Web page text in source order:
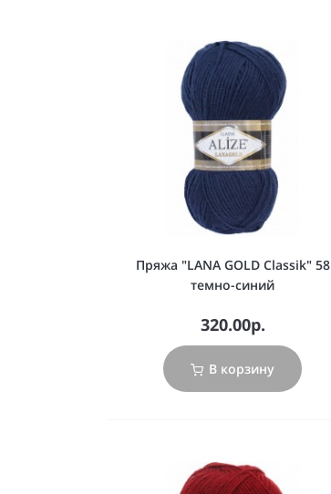
Пряжа "LANA GOLD Classik" 58
темно-синий
320.00р.
В корзину